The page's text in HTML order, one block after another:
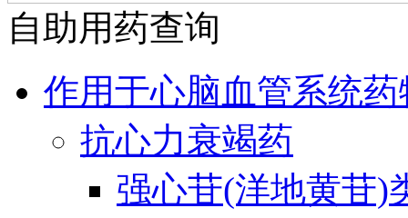
自助用药查询
作用于心脑血管系统药
抗心力衰竭药
强心苷(洋地黄苷)